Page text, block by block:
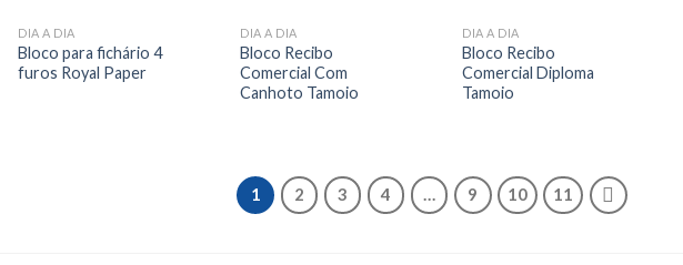
DIA A DIA
Bloco para fichário 4
furos Royal Paper
DIA A DIA
Bloco Recibo
Comercial Com
Canhoto Tamoio
DIA A DIA
Bloco Recibo
Comercial Diploma
Tamoio
1 2 3 4 … 9 10 11